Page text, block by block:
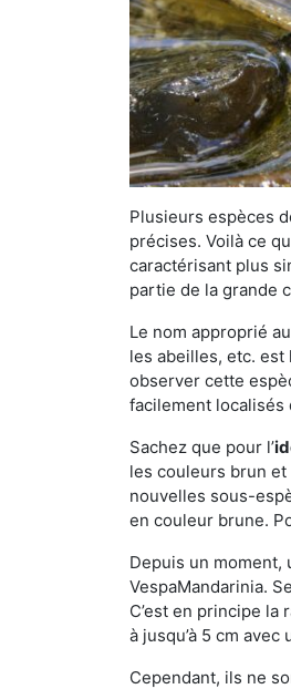
Plusieurs espèces
précises. Voilà ce
caractérisant plus
partie de la grande
Le nom approprié
les abeilles, etc. est
observer cette
facilement localisés
Sachez que pour l’
les couleurs brun et
nouvelles sous-
en couleur brune.
Depuis un moment,
VespaMandarinia.
C’est en principe la
à jusqu’à 5 cm
Cependant, ils ne